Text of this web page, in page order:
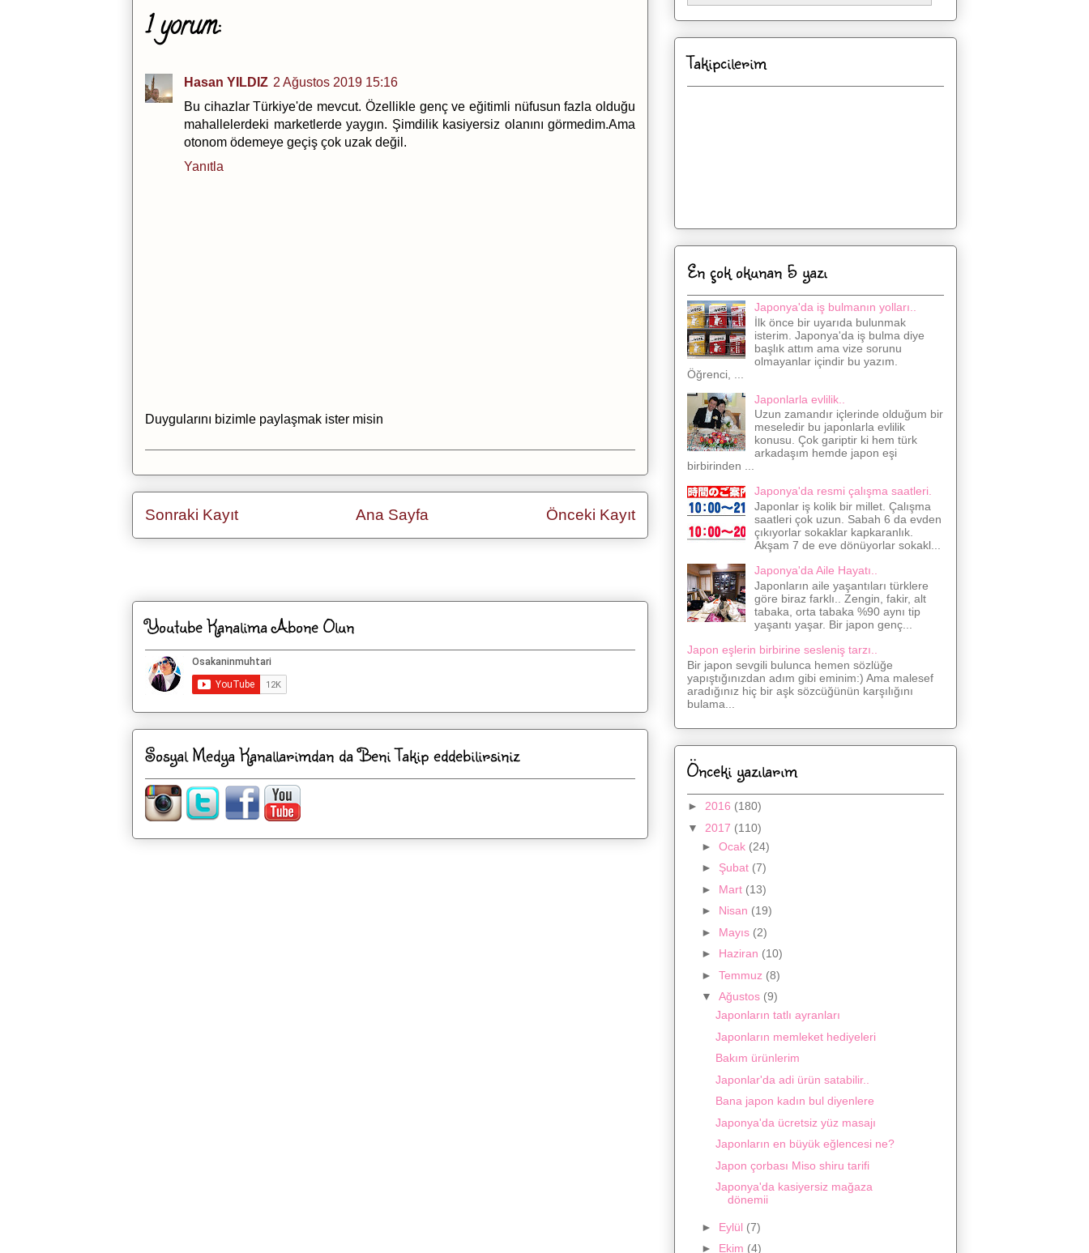
1 yorum:
Hasan YILDIZ 2 Ağustos 2019 15:16
Bu cihazlar Türkiye'de mevcut. Özellikle genç ve eğitimli nüfusun fazla olduğu
mahallelerdeki marketlerde yaygın. Şimdilik kasiyersiz olanını görmedim.Ama
otonom ödemeye geçiş çok uzak değil.
Yanıtla
Duygularını bizimle paylaşmak ister misin
Sonraki Kayıt Önceki Kayıt
Ana Sayfa
Youtube Kanalima Abone Olun
Sosyal Medya Kanallarimdan da Beni Takip eddebilirsiniz
Takipcilerim
En çok okunan 5 yazı
Japonya'da iş bulmanın yolları..
İlk önce bir uyarıda bulunmak
isterim. Japonya'da iş bulma diye
başlık attım ama vize sorunu
olmayanlar içindir bu yazım.
Öğrenci, ...
Japonlarla evlilik..
Uzun zamandır içlerinde olduğum bir
meseledir bu japonlarla evlilik
konusu. Çok gariptir ki hem türk
arkadaşım hemde japon eşi
birbirinden ...
Japonya'da resmi çalışma saatleri.
Japonlar iş kolik bir millet. Çalışma
saatleri çok uzun. Sabah 6 da evden
çıkıyorlar sokaklar kapkaranlık.
Akşam 7 de eve dönüyorlar sokakl...
Japonya'da Aile Hayatı..
Japonların aile yaşantıları türklere
göre biraz farklı.. Zengin, fakir, alt
tabaka, orta tabaka %90 aynı tip
yaşantı yaşar. Bir japon genç...
Japon eşlerin birbirine sesleniş tarzı..
Bir japon sevgili bulunca hemen sözlüğe
yapıştığınızdan adım gibi eminim:) Ama malesef
aradığınız hiç bir aşk sözcüğünün karşılığını
bulama...
Önceki yazılarım
► 2016 (180)
▼ 2017 (110)
► Ocak (24)
► Şubat (7)
► Mart (13)
► Nisan (19)
► Mayıs (2)
► Haziran (10)
► Temmuz (8)
▼ Ağustos (9)
Japonların tatlı ayranları
Japonların memleket hediyeleri
Bakım ürünlerim
Japonlar'da adi ürün satabilir..
Bana japon kadın bul diyenlere
Japonya'da ücretsiz yüz masajı
Japonların en büyük eğlencesi ne?
Japon çorbası Miso shiru tarifi
Japonya'da kasiyersiz mağaza
dönemii
► Eylül (7)
► Ekim (4)